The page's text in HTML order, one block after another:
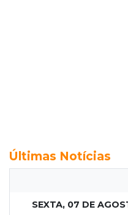
Últimas Notícias
SEXTA, 07 DE